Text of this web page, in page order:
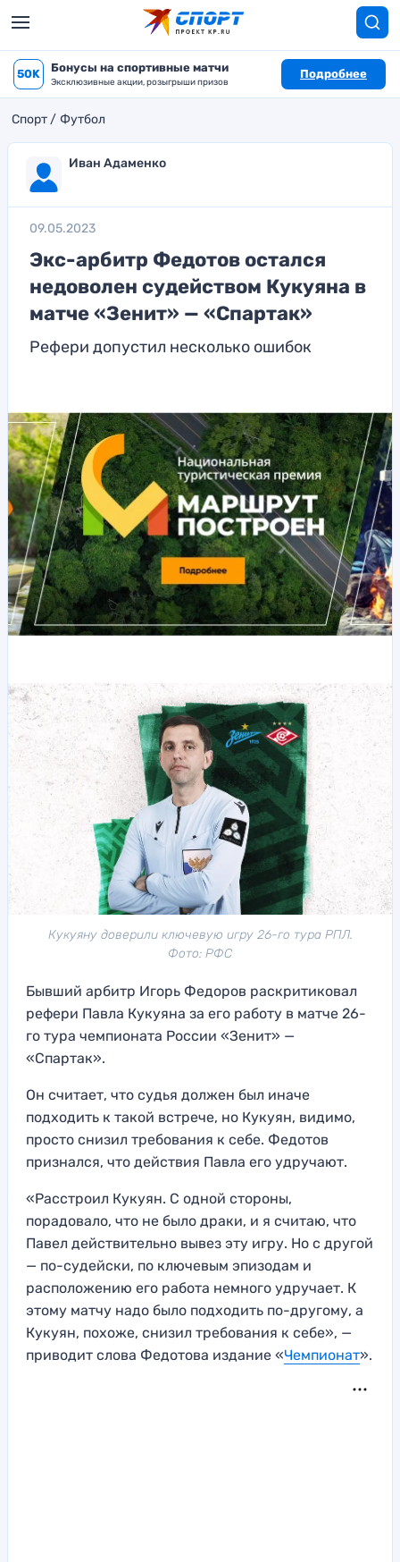
50K Бонусы на спортивные матчи
Эксклюзивные акции, розыгрыши призов
Подробнее
Спорт Футбол
Иван Адаменко
09.05.2023
Экс-арбитр Федотов остался
недоволен судейством Кукуяна в
матче «Зенит» — «Спартак»
Рефери допустил несколько ошибок
Кукуяну доверили ключевую игру 26-го тура РПЛ.
Фото: РФС
Бывший арбитр Игорь Федоров раскритиковал
рефери Павла Кукуяна за его работу в матче 26-
го тура чемпионата России «Зенит» —
«Спартак».
Он считает, что судья должен был иначе
подходить к такой встрече, но Кукуян, видимо,
просто снизил требования к себе. Федотов
признался, что действия Павла его удручают.
«Расстроил Кукуян. С одной стороны,
порадовало, что не было драки, и я считаю, что
Павел действительно вывез эту игру. Но с другой
— по-судейски, по ключевым эпизодам и
расположению его работа немного удручает. К
этому матчу надо было подходить по-другому, а
Кукуян, похоже, снизил требования к себе», —
приводит слова Федотова издание «Чемпионат».